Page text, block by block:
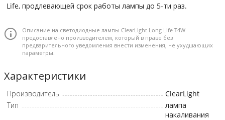
Life, продлевающей срок работы лампы до 5-ти раз.
Описание на светодиодные лампы ClearLight Long Life T4W
предоставлено производителем, который в праве без
предварительного уведомления внести изменения, не ухудшающих
параметры.
Характеристики
Производитель
ClearLight
Тип
лампа
накаливания